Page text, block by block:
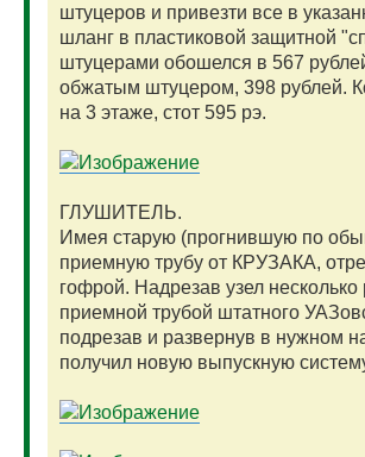
штуцеров и привезти все в
шланг в пластиковой защитной
штуцерами обошелся в 567
обжатым штуцером, 398 рублей.
на 3 этаже, стот 595 рэ.
ГЛУШИТЕЛЬ.
Имея старую (прогнившую по
приемную трубу от КРУЗАКА,
гофрой. Надрезав узел
приемной трубой штатного
подрезав и развернув в нужном
получил новую выпускную